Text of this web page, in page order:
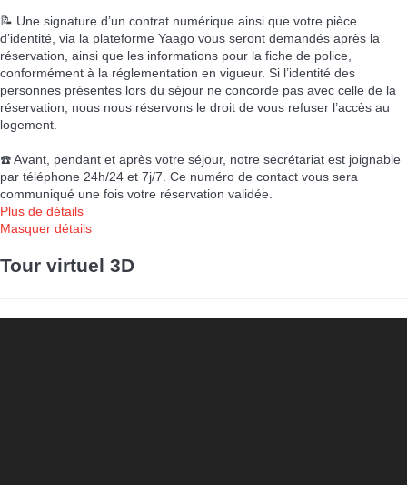
📝 Une signature d’un contrat numérique ainsi que votre pièce
d’identité, via la plateforme Yaago vous seront demandés après la
réservation, ainsi que les informations pour la fiche de police,
conformément à la réglementation en vigueur. Si l’identité des
personnes présentes lors du séjour ne concorde pas avec celle de la
réservation, nous nous réservons le droit de vous refuser l’accès au
logement.
☎️ Avant, pendant et après votre séjour, notre secrétariat est joignable
par téléphone 24h/24 et 7j/7. Ce numéro de contact vous sera
communiqué une fois votre réservation validée.
Plus de détails
Masquer détails
Tour virtuel 3D